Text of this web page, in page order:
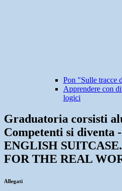
Pon "Sulle tracce
Apprendere con
logici
Graduatoria corsisti
Competenti si diventa
ENGLISH
FOR THE REAL
Allegati